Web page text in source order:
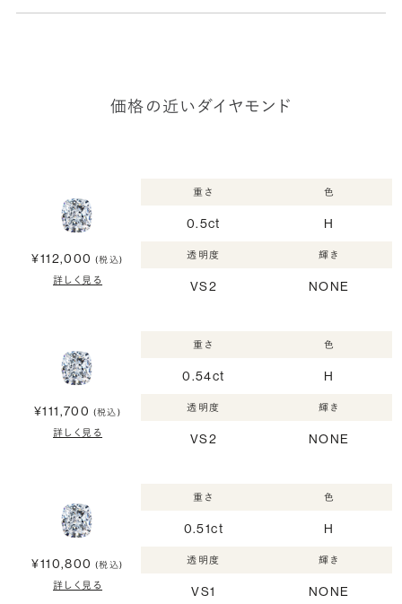
価格の近いダイヤモンド
¥112,000 (税込)
詳しく見る
重さ
0.5ct
色
H
透明度
VS2
輝き
NONE
¥111,700 (税込)
詳しく見る
重さ
0.54ct
色
H
透明度
VS2
輝き
NONE
¥110,800 (税込)
詳しく見る
重さ
0.51ct
色
H
透明度
VS1
輝き
NONE